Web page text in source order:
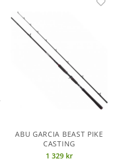
ABU GARCIA BEAST PIKE
CASTING
1 329 kr